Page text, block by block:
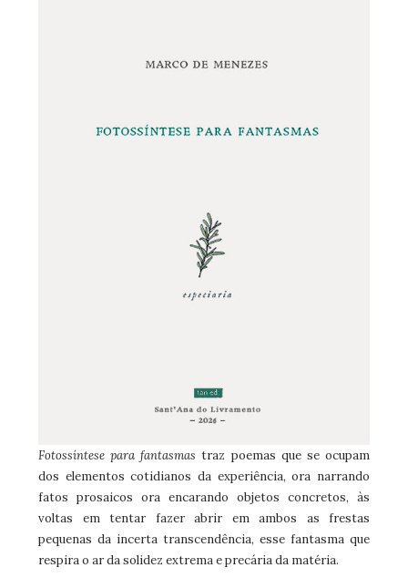
Fotossíntese para fantasmas traz poemas que se ocupam
dos elementos cotidianos da experiência, ora narrando
fatos prosaicos ora encarando objetos concretos, às
voltas em tentar fazer abrir em ambos as frestas
pequenas da incerta transcendência, esse fantasma que
respira o ar da solidez extrema e precária da matéria.